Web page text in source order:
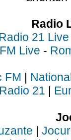
Radio
21 Live
Live -
FM |
Radio 21 |
|